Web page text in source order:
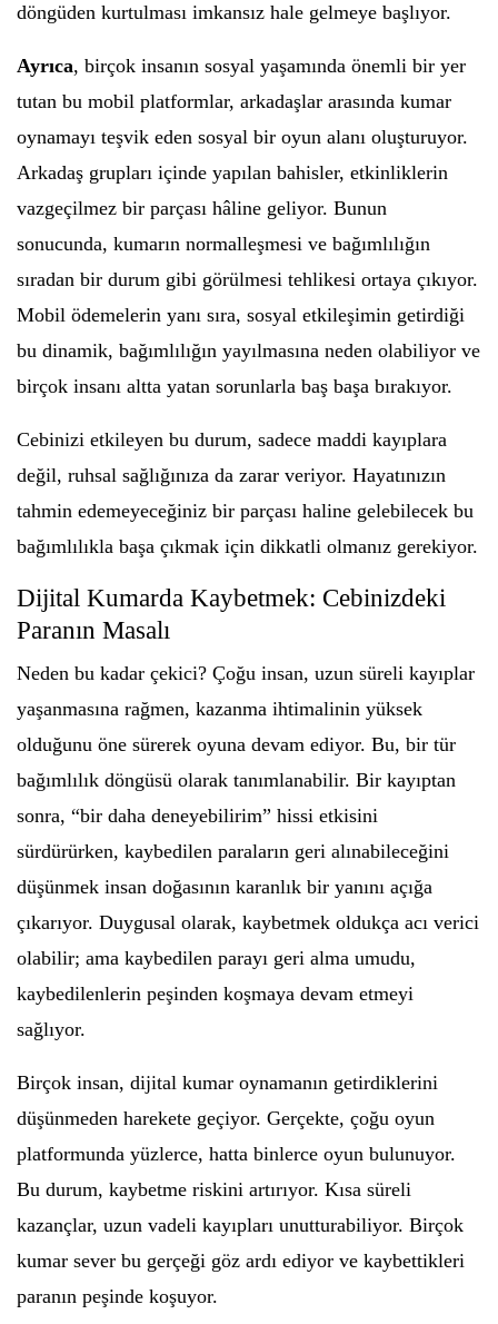
döngüden kurtulması imkansız hale gelmeye başlıyor.
Ayrıca, birçok insanın sosyal yaşamında önemli bir yer
tutan bu mobil platformlar, arkadaşlar arasında kumar
oynamayı teşvik eden sosyal bir oyun alanı oluşturuyor.
Arkadaş grupları içinde yapılan bahisler, etkinliklerin
vazgeçilmez bir parçası hâline geliyor. Bunun
sonucunda, kumarın normalleşmesi ve bağımlılığın
sıradan bir durum gibi görülmesi tehlikesi ortaya çıkıyor.
Mobil ödemelerin yanı sıra, sosyal etkileşimin getirdiği
bu dinamik, bağımlılığın yayılmasına neden olabiliyor ve
birçok insanı altta yatan sorunlarla baş başa bırakıyor.
Cebinizi etkileyen bu durum, sadece maddi kayıplara
değil, ruhsal sağlığınıza da zarar veriyor. Hayatınızın
tahmin edemeyeceğiniz bir parçası haline gelebilecek bu
bağımlılıkla başa çıkmak için dikkatli olmanız gerekiyor.
Dijital Kumarda Kaybetmek: Cebinizdeki
Paranın Masalı
Neden bu kadar çekici? Çoğu insan, uzun süreli kayıplar
yaşanmasına rağmen, kazanma ihtimalinin yüksek
olduğunu öne sürerek oyuna devam ediyor. Bu, bir tür
bağımlılık döngüsü olarak tanımlanabilir. Bir kayıptan
sonra, “bir daha deneyebilirim” hissi etkisini
sürdürürken, kaybedilen paraların geri alınabileceğini
düşünmek insan doğasının karanlık bir yanını açığa
çıkarıyor. Duygusal olarak, kaybetmek oldukça acı verici
olabilir; ama kaybedilen parayı geri alma umudu,
kaybedilenlerin peşinden koşmaya devam etmeyi
sağlıyor.
Birçok insan, dijital kumar oynamanın getirdiklerini
düşünmeden harekete geçiyor. Gerçekte, çoğu oyun
platformunda yüzlerce, hatta binlerce oyun bulunuyor.
Bu durum, kaybetme riskini artırıyor. Kısa süreli
kazançlar, uzun vadeli kayıpları unutturabiliyor. Birçok
kumar sever bu gerçeği göz ardı ediyor ve kaybettikleri
paranın peşinde koşuyor.